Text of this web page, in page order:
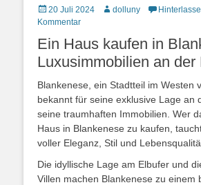
Posted
on
20 Juli 2024 Autordolluny
Kommentar
Ein Haus kaufen in
Luxusimmobilien an der
Blankenese, ein Stadtteil im Westen
bekannt für seine exklusive Lage an
seine traumhaften Immobilien. Wer
Haus in Blankenese zu kaufen,
voller Eleganz, Stil und
Die idyllische Lage am Elbufer und
Villen machen Blankenese zu einem